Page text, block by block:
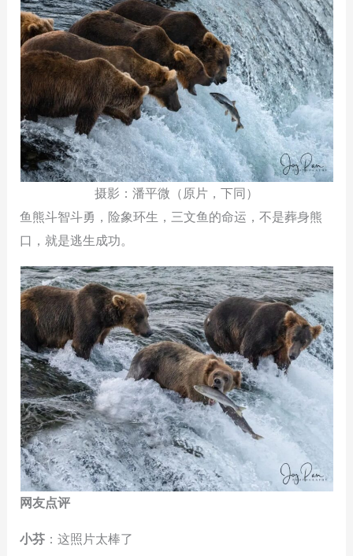
摄影：潘平微（原片，下同）
鱼熊斗智斗勇，险象环生，三文鱼的命运，不是葬身熊
口，就是逃生成功。
网友点评
小芬 ：这照片太棒了